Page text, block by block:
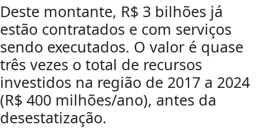
Deste montante, R$ 3 bilhões já
estão contratados e com serviços
sendo executados. O valor é quase
três vezes o total de recursos
investidos na região de 2017 a 2024
(R$ 400 milhões/ano), antes da
desestatização.